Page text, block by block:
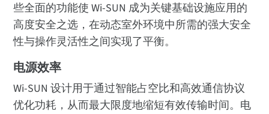
些全面的功能使 Wi-SUN 成为关键基础设施应用的
高度安全之选，在动态室外环境中所需的强大安全
性与操作灵活性之间实现了平衡。
电源效率
Wi-SUN 设计用于通过智能占空比和高效通信协议
优化功耗，从而最大限度地缩短有效传输时间。电